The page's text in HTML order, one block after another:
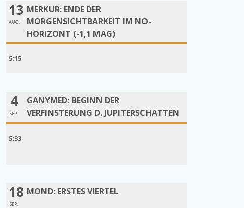
13
AUG.
MERKUR: ENDE DER
MORGENSICHTBARKEIT IM NO-
HORIZONT (-1,1 MAG)
5:15
4
SEP.
GANYMED: BEGINN DER
VERFINSTERUNG D. JUPITERSCHATTEN
5:33
18
SEP.
MOND: ERSTES VIERTEL